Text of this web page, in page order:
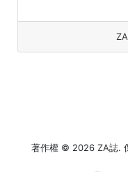
著作權 © 2026 ZA誌.